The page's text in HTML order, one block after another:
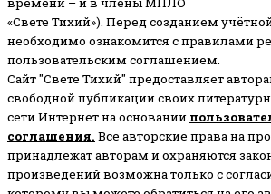
«Свете Тихий»). Перед созданием
необходимо ознакомится с правилами
пользовательским соглашением.
Сайт "Свете Тихий" предоставляет
свободной публикации своих
сети Интернет на основании
соглашения. Все авторские права на
принадлежат авторам и охраняются
произведений возможна только с